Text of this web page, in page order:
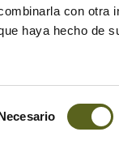
con otra
haya hecho de
455
de Friol, km 1,
Política cookies